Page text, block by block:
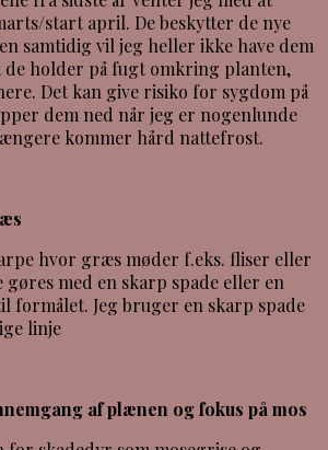
start april. De beskytter de nye
samtidig vil jeg heller ikke have dem
de holder på fugt omkring planten,
Det kan give risiko for sygdom på
dem ned når jeg er nogenlunde
kommer hård nattefrost.
hvor græs møder f.eks. fliser eller
med en skarp spade eller en
formålet. Jeg bruger en skarp spade
linje
af plænen og fokus på mos